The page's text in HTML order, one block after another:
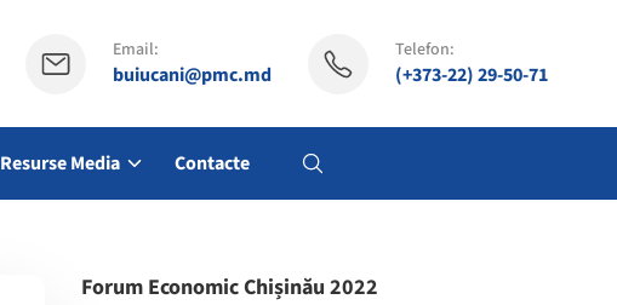
Email:
buiucani@pmc.md
Telefon:
(+373-22) 29-50-71
Resurse Media Contacte
Forum Economic Chișinău 2022